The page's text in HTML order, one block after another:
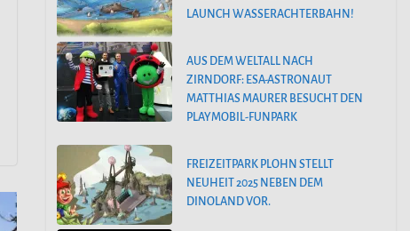
MASSIVEN SCHADEN
LAUNCH WASSERACHTERBAHN!
AUS DEM WELTALL NACH
ZIRNDORF: ESA-ASTRONAUT
MATTHIAS MAURER BESUCHT DEN
PLAYMOBIL-FUNPARK
FREIZEITPARK PLOHN STELLT
NEUHEIT 2025 NEBEN DEM
DINOLAND VOR.